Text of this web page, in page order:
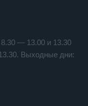
— 13.00 и 13.30
Выходные дни: